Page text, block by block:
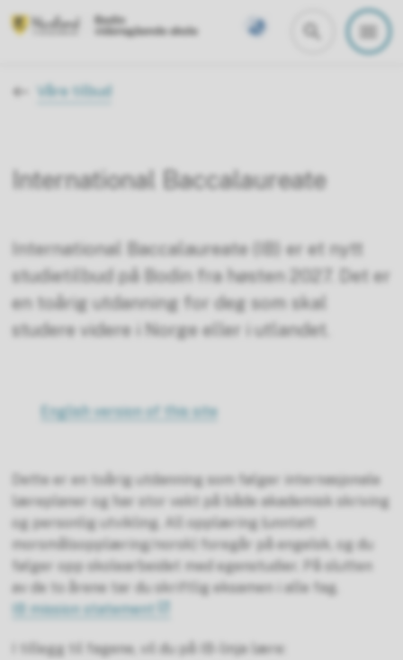
Du er her:
Våre tilbud
International Baccalaureate
International Baccalaureate (IB) er et nytt
studietilbud på Bodin fra høsten 2027. Det er
en toårig utdanning for deg som skal
studere videre i Norge eller i utlandet.
English version of this site
Dette er en toårig utdanning som følger internasjonale
læreplaner og har stor vekt på både akademisk skriving
og personlig utvikling. All opplæring (unntatt
morsmålsopplæring/norsk) foregår på engelsk, og du
følger opp skolearbeidet med egenstudier. På slutten
av de to årene tar du skriftlig eksamen i alle fag.
IB mission statement
I tillegg til fagene, vil du på IB-linja lære: